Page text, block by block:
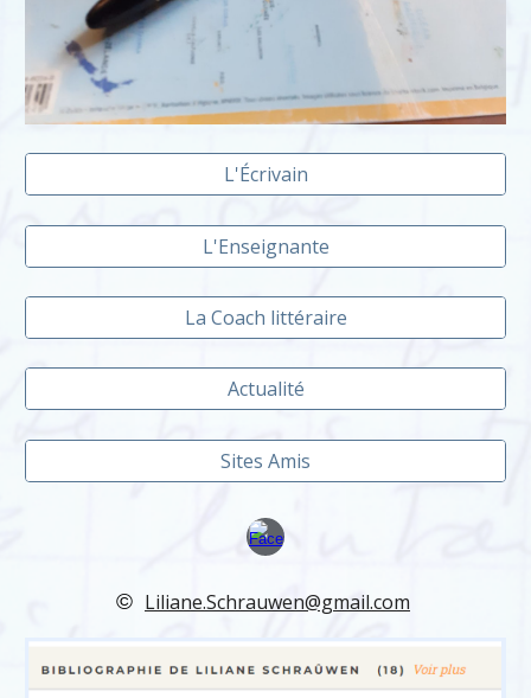
L'Écrivain
L'Enseignante
La Coach littéraire
Actualité
Sites Amis
© Liliane.Schrauwen@gmail.com